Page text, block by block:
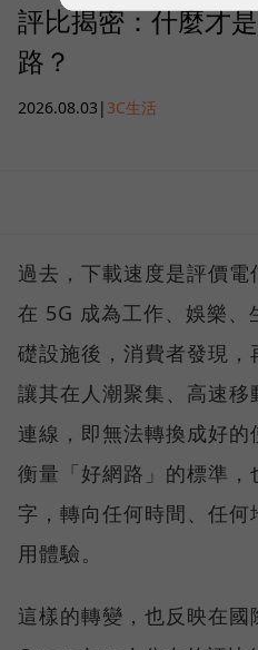
評比揭密：什麼才
路？
2026.08.03 | 3C生活
過去，下載速度是評價
在 5G 成為工作、娛樂、
礎設施後，消費者發現
讓其在人潮聚集、高速移
連線，即無法轉換成好的
衡量「好網路」的標準，
字，轉向任何時間、任
用體驗。
這樣的轉變，也反映在